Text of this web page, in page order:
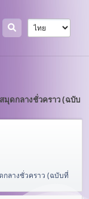
มุดกลางชั่วคราว (ฉบับ
กลางชั่วคราว (ฉบับที่